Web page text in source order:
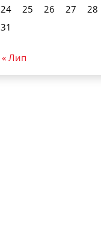
24
25 26 27 28
31
« Лип